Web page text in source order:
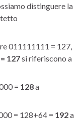
distinguere la
011111111 = 127,
127si riferiscono a
= 128a
= 128+64 = 192a